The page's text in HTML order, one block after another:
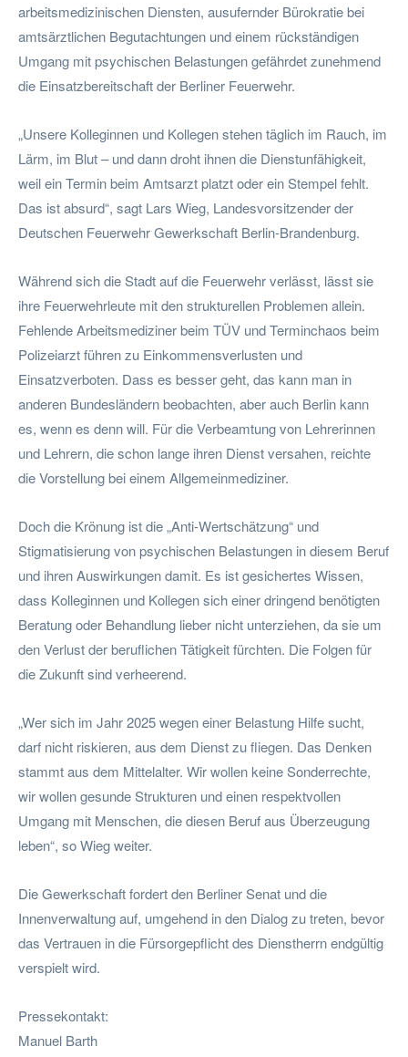
arbeitsmedizinischen Diensten, ausufernder Bürokratie bei
amtsärztlichen Begutachtungen und einem rückständigen
Umgang mit psychischen Belastungen gefährdet zunehmend
die Einsatzbereitschaft der Berliner Feuerwehr.
„Unsere Kolleginnen und Kollegen stehen täglich im Rauch, im
Lärm, im Blut – und dann droht ihnen die Dienstunfähigkeit,
weil ein Termin beim Amtsarzt platzt oder ein Stempel fehlt.
Das ist absurd“, sagt Lars Wieg, Landesvorsitzender der
Deutschen Feuerwehr Gewerkschaft Berlin-Brandenburg.
Während sich die Stadt auf die Feuerwehr verlässt, lässt sie
ihre Feuerwehrleute mit den strukturellen Problemen allein.
Fehlende Arbeitsmediziner beim TÜV und Terminchaos beim
Polizeiarzt führen zu Einkommensverlusten und
Einsatzverboten. Dass es besser geht, das kann man in
anderen Bundesländern beobachten, aber auch Berlin kann
es, wenn es denn will. Für die Verbeamtung von Lehrerinnen
und Lehrern, die schon lange ihren Dienst versahen, reichte
die Vorstellung bei einem Allgemeinmediziner.
Doch die Krönung ist die „Anti-Wertschätzung“ und
Stigmatisierung von psychischen Belastungen in diesem Beruf
und ihren Auswirkungen damit. Es ist gesichertes Wissen,
dass Kolleginnen und Kollegen sich einer dringend benötigten
Beratung oder Behandlung lieber nicht unterziehen, da sie um
den Verlust der beruflichen Tätigkeit fürchten. Die Folgen für
die Zukunft sind verheerend.
„Wer sich im Jahr 2025 wegen einer Belastung Hilfe sucht,
darf nicht riskieren, aus dem Dienst zu fliegen. Das Denken
stammt aus dem Mittelalter. Wir wollen keine Sonderrechte,
wir wollen gesunde Strukturen und einen respektvollen
Umgang mit Menschen, die diesen Beruf aus Überzeugung
leben“, so Wieg weiter.
Die Gewerkschaft fordert den Berliner Senat und die
Innenverwaltung auf, umgehend in den Dialog zu treten, bevor
das Vertrauen in die Fürsorgepflicht des Dienstherrn endgültig
verspielt wird.
Pressekontakt:
Manuel Barth